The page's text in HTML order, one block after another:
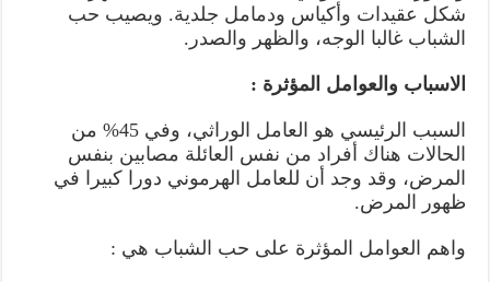
شكل عقيدات وأكياس ودمامل جلدية. ويصيب حب
الشباب غالبا الوجه، والظهر والصدر.
الاسباب والعوامل المؤثرة :
السبب الرئيسي هو العامل الوراثي، وفي 45% من
الحالات هناك أفراد من نفس العائلة مصابين بنفس
المرض، وقد وجد أن للعامل الهرموني دورا كبيرا في
ظهور المرض.
واهم العوامل المؤثرة على حب الشباب هي :